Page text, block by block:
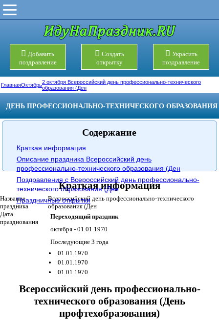
Добавить
поздравление
Создать
открытку
Украсить
поздравление
ГлавнаяОктябрь2 октября Всероссийский день профессионально-технического
образования (Ден
ДЕНЬ ПРОФЕССИОНАЛЬНО-ТЕХНИЧЕСКОГО ОБРАЗОВАНИЯ
Содержание
Краткая информация
Описание праздника Всероссийский день
профессионально-технического образования (Ден
Поздравления с Всероссийский день профессионально-
технического образования (Ден
Праздничные открытки
Краткая информация
Название
праздника
Всероссийский день профессионально-технического
образования (Ден
Дата
празднования
Переходящий праздник
октября - 01.01.1970
Последующие 3 года
01.01.1970
01.01.1970
01.01.1970
Всероссийский день профессионально-
технического образования (День
профтехобразования)